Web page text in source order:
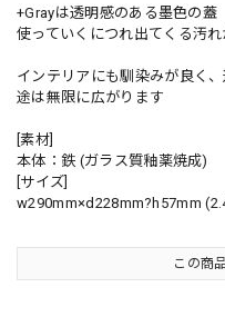
+Grayは透明感のある墨色の蓋
使っていくにつれ出てくる汚
インテリアにも馴染みが良く
途は無限に広がります
[素材]
本体：鉄 (ガラス質釉薬焼成)
[サイズ]
w290mm×d228mm?h57mm
この商